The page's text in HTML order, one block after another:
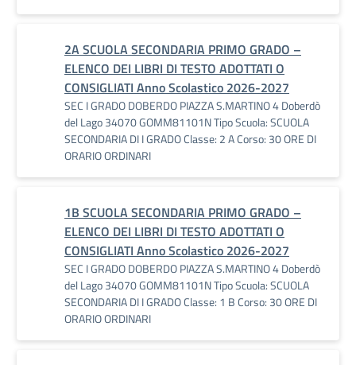
2A SCUOLA SECONDARIA PRIMO GRADO –
ELENCO DEI LIBRI DI TESTO ADOTTATI O
CONSIGLIATI Anno Scolastico 2026-2027
SEC I GRADO DOBERDO PIAZZA S.MARTINO 4 Doberdò
del Lago 34070 GOMM81101N Tipo Scuola: SCUOLA
SECONDARIA DI I GRADO Classe: 2 A Corso: 30 ORE DI
ORARIO ORDINARI
1B SCUOLA SECONDARIA PRIMO GRADO –
ELENCO DEI LIBRI DI TESTO ADOTTATI O
CONSIGLIATI Anno Scolastico 2026-2027
SEC I GRADO DOBERDO PIAZZA S.MARTINO 4 Doberdò
del Lago 34070 GOMM81101N Tipo Scuola: SCUOLA
SECONDARIA DI I GRADO Classe: 1 B Corso: 30 ORE DI
ORARIO ORDINARI